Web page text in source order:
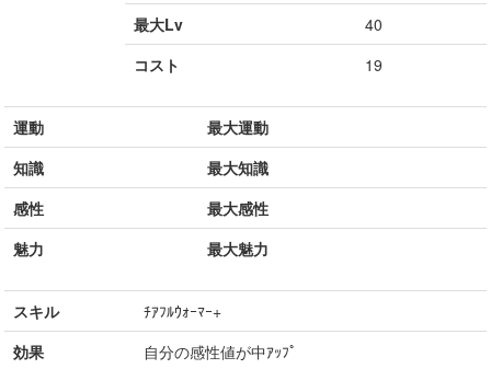
最大Lv
40
コスト
19
運動
最大運動
知識
最大知識
感性
最大感性
魅力
最大魅力
スキル
ﾁｱﾌﾙｳｫｰﾏｰ+
効果
自分の感性値が中ｱｯﾌﾟ